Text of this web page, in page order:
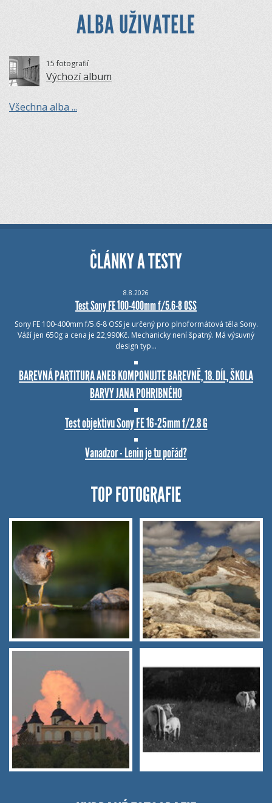
ALBA UŽIVATELE
15 fotografií
Výchozí album
Všechna alba ...
ČLÁNKY A TESTY
8.8.2026
Test Sony FE 100-400mm f/5.6-8 OSS
Sony FE 100-400mm f/5.6-8 OSS je určený pro plnoformátová těla Sony.
Váží jen 650g a cena je 22,990Kč. Mechanicky není špatný. Má výsuvný
design typ…
BAREVNÁ PARTITURA ANEB KOMPONUJTE BAREVNĚ, 18. DÍL, ŠKOLA
BARVY JANA POHRIBNÉHO
Test objektivu Sony FE 16-25mm f/2.8 G
Vanadzor - Lenin je tu pořád?
TOP FOTOGRAFIE